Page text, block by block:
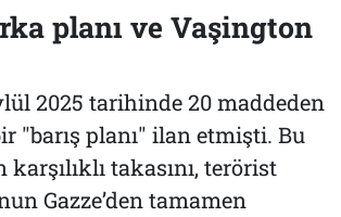
planı ve Vaşington
2025 tarihinde 20 maddeden
"barış planı" ilan etmişti. Bu
takasını, terörist
Gazze’den tamamen